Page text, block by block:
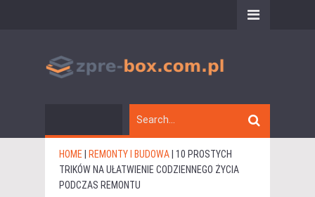
HOME REMONTY I BUDOWA 10 PROSTYCH
TRIKÓW NA UŁATWIENIE CODZIENNEGO ŻYCIA
PODCZAS REMONTU